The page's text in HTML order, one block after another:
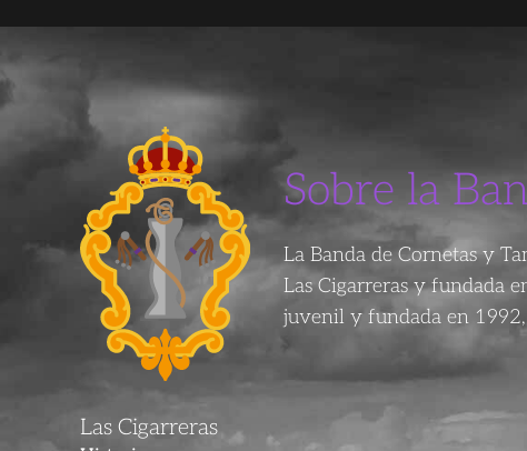
Sobre la
La Banda de Cornetas y
Las Cigarreras y fundada
juvenil y fundada en 1992,
Las Cigarreras